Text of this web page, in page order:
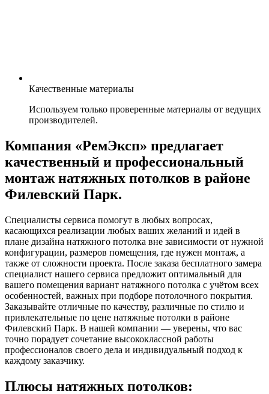
Качественные материалы
Используем только проверенные материалы от ведущих
производителей.
Компания «РемЭксп» предлагает
качественный и профессиональный
монтаж натяжных потолков в районе
Филевский Парк.
Специалисты сервиса помогут в любых вопросах,
касающихся реализации любых ваших желаний и идей в
плане дизайна натяжного потолка вне зависимости от нужной
конфигурации, размеров помещения, где нужен монтаж, а
также от сложности проекта. После заказа бесплатного замера
специалист нашего сервиса предложит оптимальный для
вашего помещения вариант натяжного потолка с учётом всех
особенностей, важных при подборе потолочного покрытия.
Заказывайте отличные по качеству, различные по стилю и
привлекательные по цене натяжные потолки в районе
Филевский Парк. В нашей компании — уверены, что вас
точно порадует сочетание высококлассной работы
профессионалов своего дела и индивидуальный подход к
каждому заказчику.
Плюсы натяжных потолков: